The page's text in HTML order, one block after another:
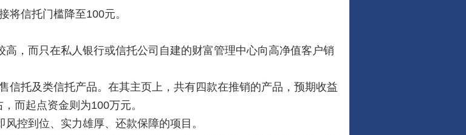
将信托门槛降至100元。
，而只在私人银行或信托公司自建的财富管理中心向高净值客户销
托及类信托产品。在其主页上，共有四款在推销的产品，预期收益
而起点资金则为100万元。
控到位、实力雄厚、还款保障的项目。